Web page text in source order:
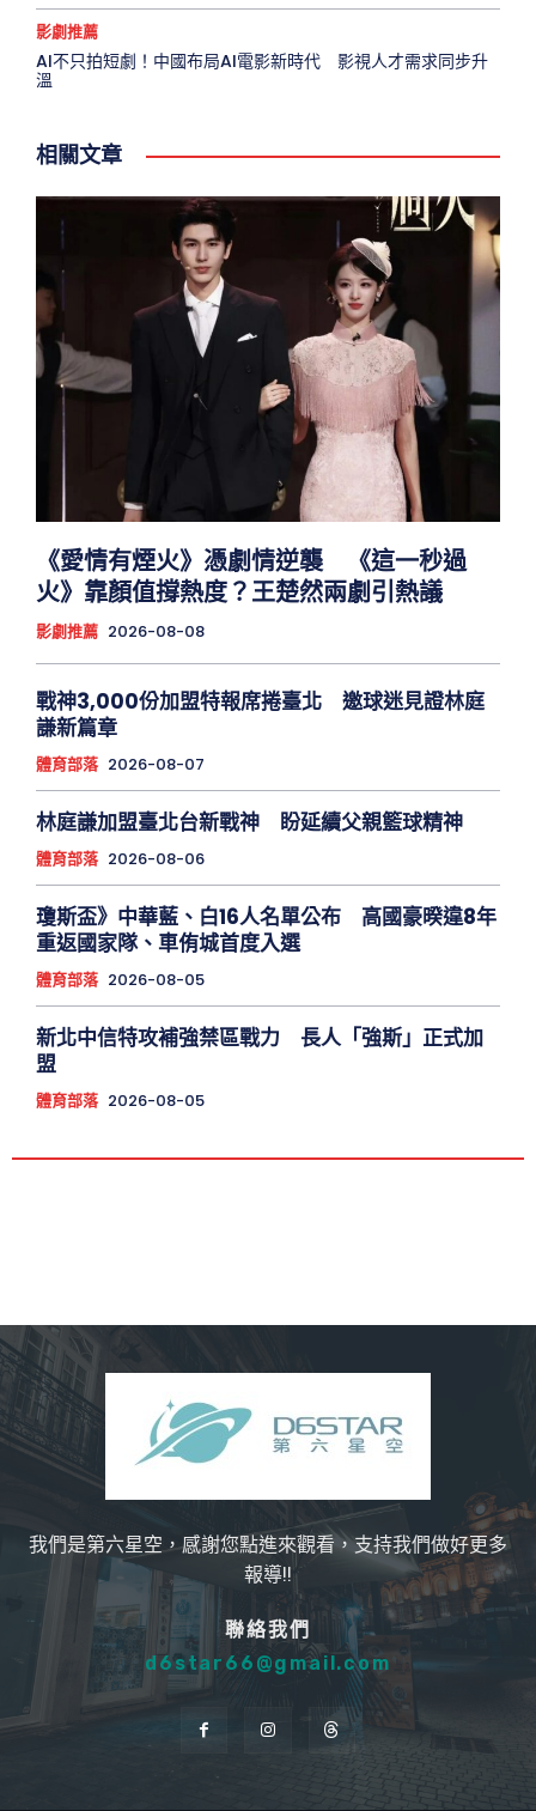
影劇推薦
AI不只拍短劇！中國布局AI電影新時代 影視人才需求同步升
溫
相關文章
《愛情有煙火》憑劇情逆襲 《這一秒過
火》靠顏值撐熱度？王楚然兩劇引熱議
影劇推薦 2026-08-08
戰神3,000份加盟特報席捲臺北 邀球迷見證林庭
謙新篇章
體育部落 2026-08-07
林庭謙加盟臺北台新戰神 盼延續父親籃球精神
體育部落 2026-08-06
瓊斯盃》中華藍、白16人名單公布 高國豪暌違8年
重返國家隊、車侑城首度入選
體育部落 2026-08-05
新北中信特攻補強禁區戰力 長人「強斯」正式加
盟
體育部落 2026-08-05
我們是第六星空，感謝您點進來觀看，支持我們做好更多
報導!!
聯絡我們
d6star66@gmail.com